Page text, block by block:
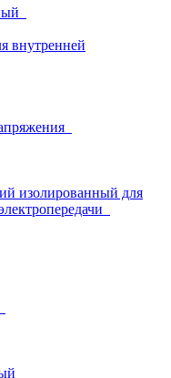
внутренней
изолированный для